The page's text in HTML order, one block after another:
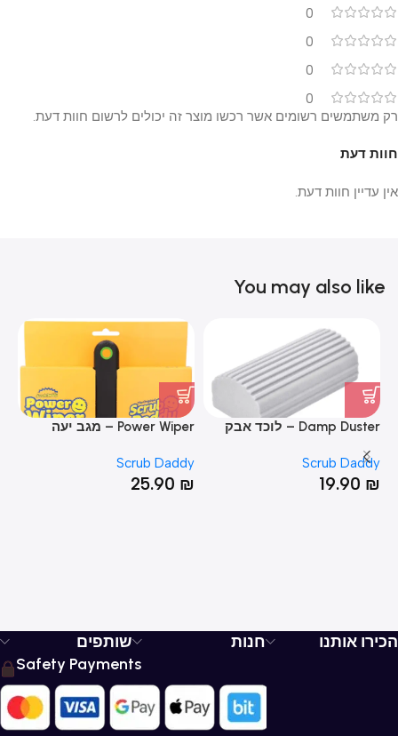
0
0
0
0
חוות דעת
אין עדיין חוות דעת.
רק משתמשים רשומים אשר רכשו מוצר זה יכולים לרשום חוות דעת.
You may also like
Damp Duster – לוכד אבק
Scrub Daddy
19.90 ₪
Power Wiper – מגב יעה
Scrub Daddy
25.90 ₪
הכירו אותנו חנות
שותפים
Safety Payments